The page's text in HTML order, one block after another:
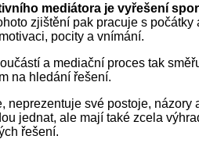
mediátora je vyřešení
zjištění pak pracuje s počátky
pocity a vnímání.
a mediační proces tak
na hledání řešení.
své postoje, názory
jednat, ale mají také zcela
řešení.